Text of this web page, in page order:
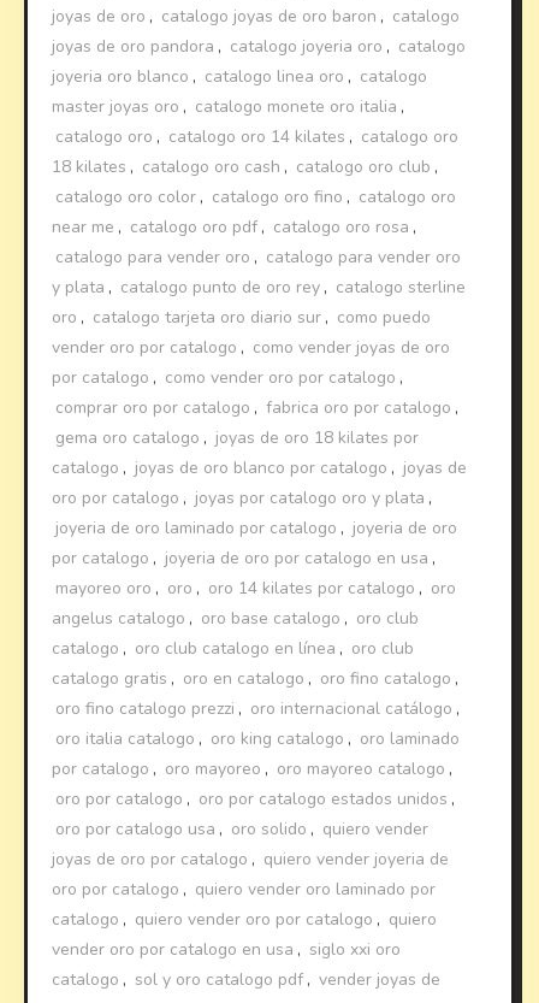
joyas de oro , catalogo joyas de oro baron , catalogo
joyas de oro pandora , catalogo joyeria oro , catalogo
joyeria oro blanco , catalogo linea oro , catalogo
master joyas oro , catalogo monete oro italia ,
catalogo oro , catalogo oro 14 kilates , catalogo oro
18 kilates , catalogo oro cash , catalogo oro club ,
catalogo oro color , catalogo oro fino , catalogo oro
near me , catalogo oro pdf , catalogo oro rosa ,
catalogo para vender oro , catalogo para vender oro
y plata , catalogo punto de oro rey , catalogo sterline
oro , catalogo tarjeta oro diario sur , como puedo
vender oro por catalogo , como vender joyas de oro
por catalogo , como vender oro por catalogo ,
comprar oro por catalogo , fabrica oro por catalogo ,
gema oro catalogo , joyas de oro 18 kilates por
catalogo , joyas de oro blanco por catalogo , joyas de
oro por catalogo , joyas por catalogo oro y plata ,
joyeria de oro laminado por catalogo , joyeria de oro
por catalogo , joyeria de oro por catalogo en usa ,
mayoreo oro , oro , oro 14 kilates por catalogo , oro
angelus catalogo , oro base catalogo , oro club
catalogo , oro club catalogo en línea , oro club
catalogo gratis , oro en catalogo , oro fino catalogo ,
oro fino catalogo prezzi , oro internacional catálogo ,
oro italia catalogo , oro king catalogo , oro laminado
por catalogo , oro mayoreo , oro mayoreo catalogo ,
oro por catalogo , oro por catalogo estados unidos ,
oro por catalogo usa , oro solido , quiero vender
joyas de oro por catalogo , quiero vender joyeria de
oro por catalogo , quiero vender oro laminado por
catalogo , quiero vender oro por catalogo , quiero
vender oro por catalogo en usa , siglo xxi oro
catalogo , sol y oro catalogo pdf , vender joyas de